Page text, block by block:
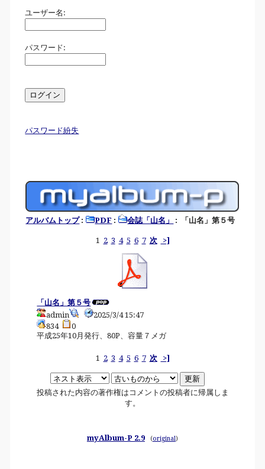
ユーザー名:
パスワード:
パスワード紛失
アルバムトップ: PDF : 会誌「山名」 : 「山名」第５号
1 2 3 4 5 6 7 次 >]
「山名」第５号
admin
2025/3/4 15:47
834
0
平成25年10月発行、80P、容量７メガ
1 2 3 4 5 6 7 次 >]
投稿された内容の著作権はコメントの投稿者に帰属しま
す。
myAlbum-P 2.9 (original)